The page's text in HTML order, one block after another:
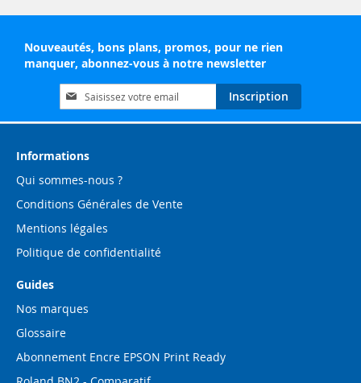
Nouveautés, bons plans, promos, pour ne rien
manquer, abonnez-vous à notre newsletter
Inscription
à
notre
d’information
Inscription
Informations
Qui sommes-nous ?
Conditions Générales de Vente
Mentions légales
Politique de confidentialité
Guides
Nos marques
Glossaire
Abonnement Encre EPSON Print Ready